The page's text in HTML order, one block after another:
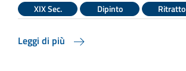
XIX Sec. Dipinto Ritratto
Leggi di più